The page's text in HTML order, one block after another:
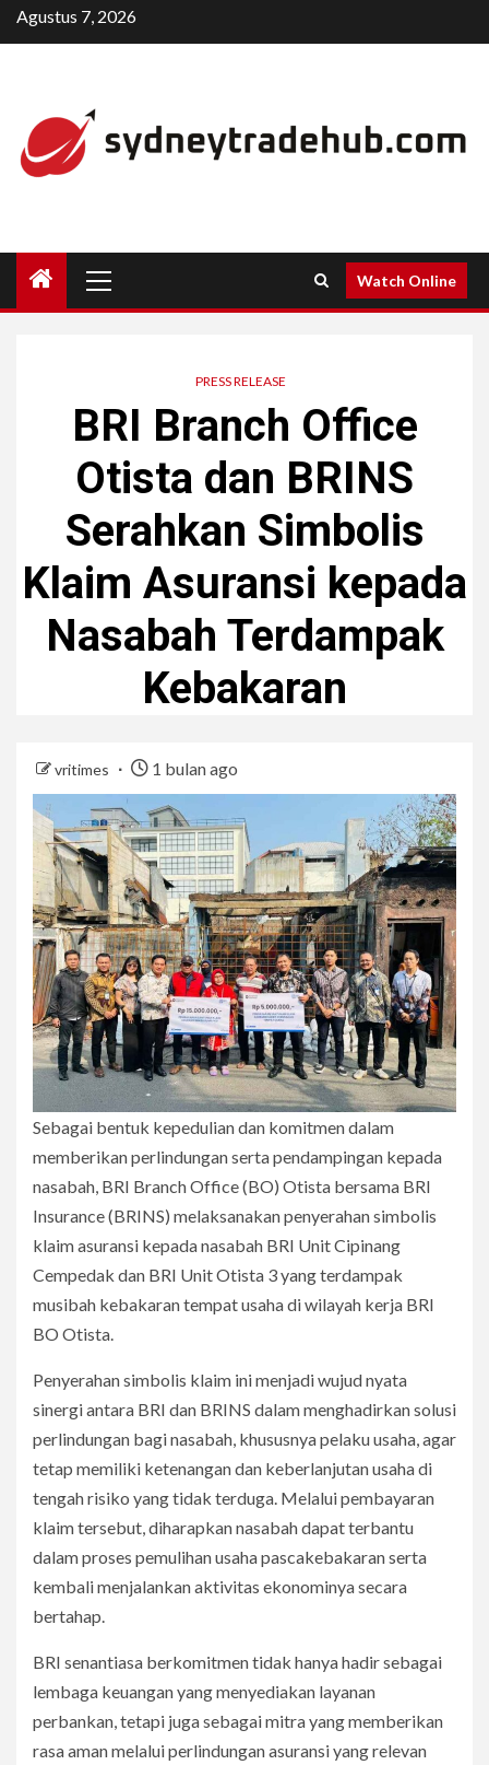
Skip
to
Agustus 7, 2026
Menu
Watch Online
PRESS RELEASE
BRI Branch Office
Otista dan BRINS
Serahkan Simbolis
Klaim Asuransi kepada
Nasabah Terdampak
Kebakaran
vritimes 1 bulan ago
Sebagai bentuk kepedulian dan komitmen dalam
memberikan perlindungan serta pendampingan kepada
nasabah, BRI Branch Office (BO) Otista bersama BRI
Insurance (BRINS) melaksanakan penyerahan simbolis
klaim asuransi kepada nasabah BRI Unit Cipinang
Cempedak dan BRI Unit Otista 3 yang terdampak
musibah kebakaran tempat usaha di wilayah kerja BRI
BO Otista.
Penyerahan simbolis klaim ini menjadi wujud nyata
sinergi antara BRI dan BRINS dalam menghadirkan solusi
perlindungan bagi nasabah, khususnya pelaku usaha, agar
tetap memiliki ketenangan dan keberlanjutan usaha di
tengah risiko yang tidak terduga. Melalui pembayaran
klaim tersebut, diharapkan nasabah dapat terbantu
dalam proses pemulihan usaha pascakebakaran serta
kembali menjalankan aktivitas ekonominya secara
bertahap.
BRI senantiasa berkomitmen tidak hanya hadir sebagai
lembaga keuangan yang menyediakan layanan
perbankan, tetapi juga sebagai mitra yang memberikan
rasa aman melalui perlindungan asuransi yang relevan